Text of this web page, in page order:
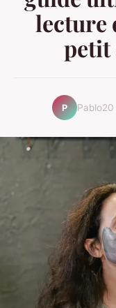
lecture
petit
P Pablo20